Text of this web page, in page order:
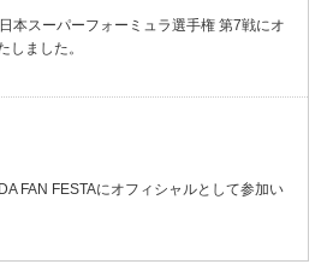
スーパーフォーミュラ選手権 第7戦にオ
しました。
FAN FESTAにオフィシャルとして参加い